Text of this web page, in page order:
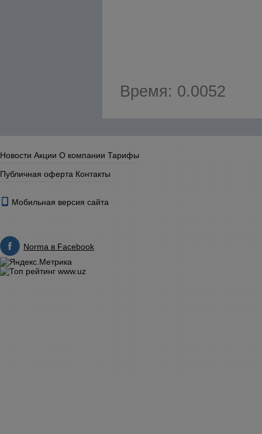
Время: 0.0052
Новости Акции О компании Тарифы
Публичная оферта Контакты
Мобильная версия сайта
Norma в Facebook